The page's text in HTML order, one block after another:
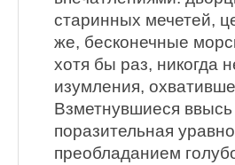
старинных мечетей,
же, бесконечные
хотя бы раз, никогда
изумления,
Взметнувшиеся
поразительная
преобладанием